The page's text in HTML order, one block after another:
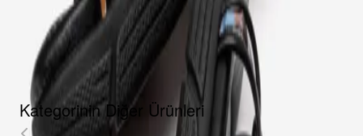
TAKSIT SEÇENEKLERI
YORUMLAR
AKSESUARLAR
Kategorinin Diğer Ürünleri